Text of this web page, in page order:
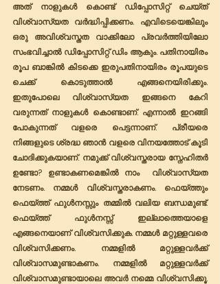
അത് നാളുകൾ കൊണ്ട് ഡിപ്പോസിറ്റ് ചെയ്ത്
വിശ്വാസ്യത വർദ്ധിപ്പിക്കണം. എവിടെയെങ്കിലും
ഒരു അവിശ്വസ്തത വാക്കിലോ പ്രവർത്തിയിലോ
സംഭവിച്ചാൽ ഡിപ്പോസിറ്റ് ഡിം ആകും. പതിനായിരം
രൂപ ബാങ്കിൽ കിടക്കെ ഇരുപതിനായിരം രൂപയുടെ
ചെക്ക് കൊടുത്താൽ എങ്ങനെയിരിക്കും.
ഇതുപോലെ വിശ്വാസ്യത ഇങ്ങനെ കേറി
വരുന്നത് നാളുകൾ കൊണ്ടാണ്. എന്നാൽ ഇറങ്ങി
പോകുന്നത് വളരെ പെട്ടന്നാണ്. പ്രീയരെ
നിങ്ങളുടെ ശ്രദ്ധ ഞാൻ വളരെ വിനയത്തോട് കൂടി
ചോദിക്കുകയാണ്. നമുക്ക് വിശ്വസ്തരായ സ്നേഹിതർ
ഉണ്ടോ? ഉണ്ടാകണമെങ്കിൽ നാം  വിശ്വാസ്യത
നേടണം. നമ്മൾ വിശ്വസ്തരാകണം. ഫെയ്ത്തും
ഫെയ്ത്ത് ഫുൾനസ്സും തമ്മിൽ വലിയ ബന്ധമുണ്ട്.
ഫെയ്ത്ത് ഫുൾനസ്സ്‌ ഇല്ലാത്തെയാളെ
എങ്ങനെയാണ് വിശ്വസിക്കുക. നമ്മൾ മറ്റുള്ളവരെ
വിശ്വസിക്കണം. നമ്മളിൽ മറ്റുള്ളവർക്ക്
വിശ്വാസമുണ്ടാകണം. നമ്മളിൽ മറ്റുള്ളവർക്ക്
വിശ്വാസമുണ്ടായാലെ അവർ നമ്മെ വിശ്വസിക്കൂ.